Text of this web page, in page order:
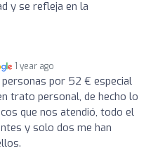
y se refleja en la
1 year ago
por 52 € especial
trato personal, de hecho lo
que nos atendió, todo el
y solo dos me han